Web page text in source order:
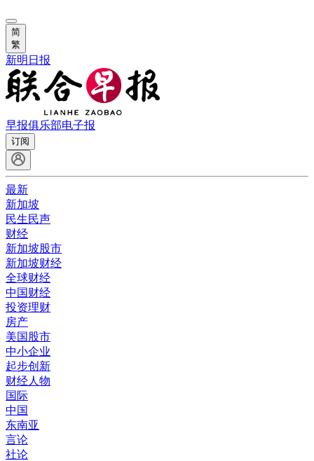
简
繁
新明日报
早报俱乐部电子报
订阅
最新
新加坡
民生民声
财经
新加坡股市
新加坡财经
全球财经
中国财经
投资理财
房产
美国股市
中小企业
起步创新
财经人物
国际
中国
东南亚
言论
社论